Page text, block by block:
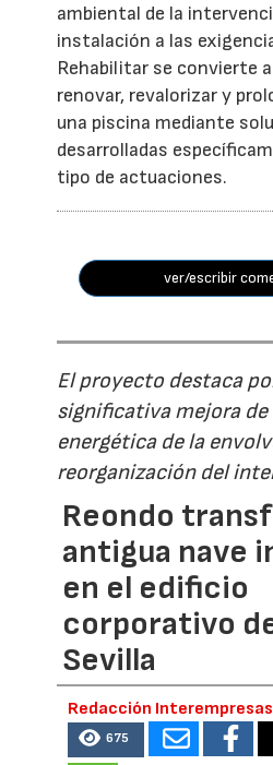
ambiental de la
instalación a las
Rehabilitar se convierte
renovar, revalorizar y
una piscina mediante
desarrolladas
tipo de actuaciones.
ver/escribir
El proyecto destaca
significativa mejora
energética de la
reorganización del
Reondo
antigua nave
en el edificio
corporativo
Sevilla
Redacción Interempresas
675